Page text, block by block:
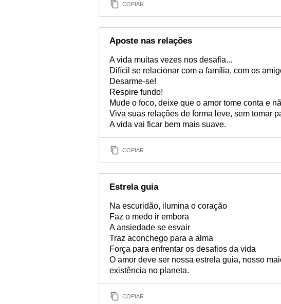
COPIAR
Aposte nas relações
A vida muitas vezes nos desafia...
Difícil se relacionar com a família, com os
Desarme-se!
Respire fundo!
Mude o foco, deixe que o amor tome conta e
Viva suas relações de forma leve, sem tomar
A vida vai ficar bem mais suave.
COPIAR
Estrela guia
Na escuridão, ilumina o coração
Faz o medo ir embora
A ansiedade se esvair
Traz aconchego para a alma
Força para enfrentar os desafios da vida
O amor deve ser nossa estrela guia, nosso
existência no planeta.
COPIAR